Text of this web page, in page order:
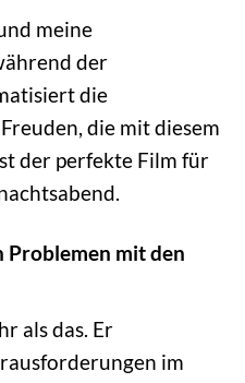
meine
der
die
die mit diesem
der perfekte Film für
Problemen mit den
als das. Er
im